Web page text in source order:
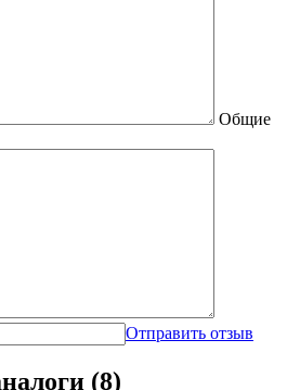
Общие
Отправить отзыв
(8)